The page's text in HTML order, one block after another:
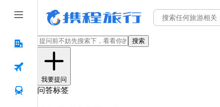
搜索
我要提问
问答标签